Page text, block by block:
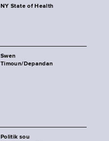
NY State of Health
Swen
Timoun/Depandan
Politik sou